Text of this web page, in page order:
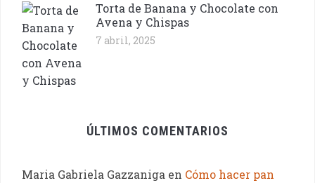
Torta de Banana y Chocolate con
Avena y Chispas
7 abril, 2025
ÚLTIMOS COMENTARIOS
Maria Gabriela Gazzaniga en Cómo hacer pan